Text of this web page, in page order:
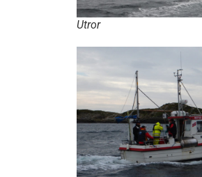
Utror